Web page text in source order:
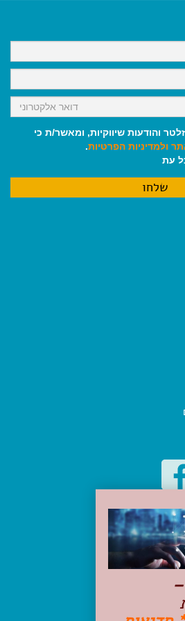
k
p
m
והודעות שיווקיות, ומאשר/ת כי
ולמדיניות הפרטיות.
עת